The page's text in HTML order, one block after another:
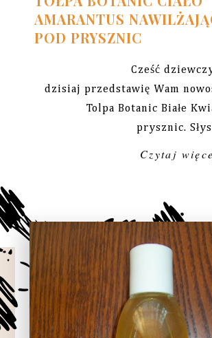
AMARANTUS
POD PRYSZNIC
Cześć
dzisiaj przedstawię Wam
Tolpa Botanic Białe
prysznic.
Czytaj